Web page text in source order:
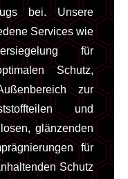
bei. Unsere
Services wie
für
Schutz,
zur
und
glänzenden
für
Schutz